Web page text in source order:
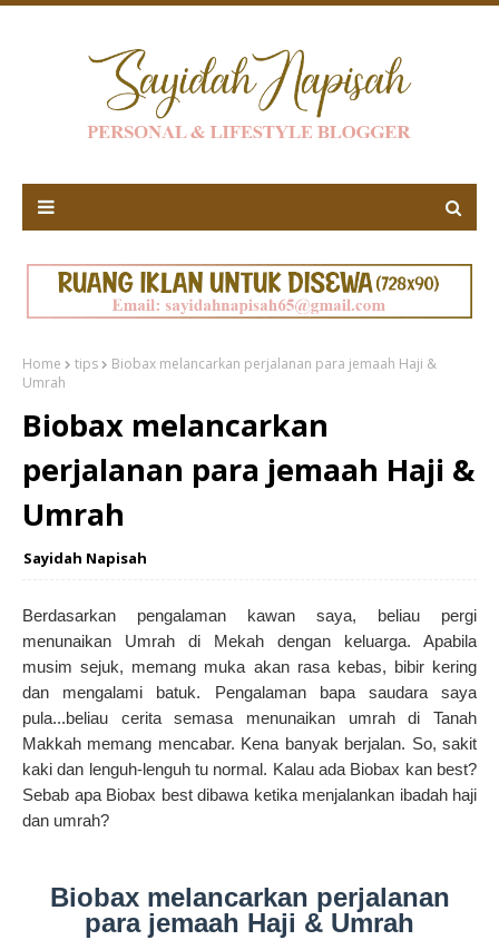
Home tips
Biobax melancarkan perjalanan para jemaah Haji &
Umrah
Biobax melancarkan
perjalanan para jemaah Haji &
Umrah
Sayidah Napisah
Berdasarkan pengalaman kawan saya, beliau pergi
menunaikan Umrah di Mekah dengan keluarga. Apabila
musim sejuk, memang muka akan rasa kebas, bibir kering
dan mengalami batuk. Pengalaman bapa saudara saya
pula...beliau cerita semasa menunaikan umrah di Tanah
Makkah memang mencabar. Kena banyak berjalan. So, sakit
kaki dan lenguh-lenguh tu normal. Kalau ada Biobax kan best?
Sebab apa Biobax best dibawa ketika menjalankan ibadah haji
dan umrah?
Biobax melancarkan perjalanan
para jemaah Haji & Umrah